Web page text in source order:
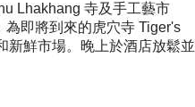
Lhakhang 寺及手工藝市
即將到來的虎穴寺 Tiger's
新鮮市場。晚上於酒店放鬆並